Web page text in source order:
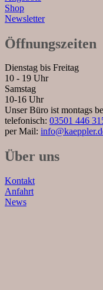
Shop
Newsletter
Öffnungszeiten
Dienstag bis Freitag
10 - 19 Uhr
Samstag
10-16 Uhr
Unser Büro ist montags
telefonisch: 03501 446
per Mail:
Über uns
Kontakt
Anfahrt
News